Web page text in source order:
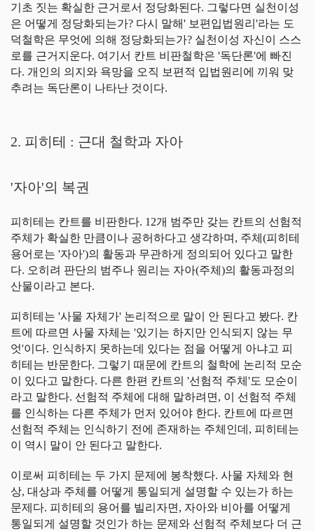
기초 짓는 확실한 근거로서 정당화된다. 그렇다면 실천이성
은 어떻게 정당화되는가? 다시 말해' 보편입법원리'라는 도
덕철학은 무엇에 의해 정당화되는가? 실천이성 자신이 스스
로를 근거지운다. 여기서 칸트 비판철학은 '독단론'에 빠진
다. 개인의 의지와 욕망을 오직 보편적 입법원리에 끼워 맞
추려는 독단론이 나타난 것이다.
2. 피히테 : 근대 철학과 자아
'자아'의 복권
피히테는 칸트를 비판한다. 12개 범주만 갖는 칸트의 선험적
주체가 확실한 만큼이나 공허하다고 생각하며, 주체(피히테
용어로는 '자아')의 활동과 무관하게 정의되어 있다고 말한
다. 오히려 판단의 범주나 원리는 자아(주체)의 활동과정의
산물이라고 본다.
피히테는 '사물 자체가' 논리적으로 말이 안 된다고 봤다. 칸
트에 따르면 사물 자체는 '있기는 하지만 인식되지 않는 무
엇'이다. 인식하지 못하는데 있다는 점을 어떻게 아냐고 피
히테는 반문한다. 그렇기 때문에 칸트의 철학에 논리적 모순
이 있다고 말한다. 다른 한편 칸트의 '선험적 주체'도 모순이
라고 말한다. 선험적 주체에 대해 말하려면, 이 선험적 주체
를 인식하는 다른 주체가 먼저 있어야 한다. 칸트에 따르면
선험적 주체는 인식하기 전에 존재하는 주체인데, 피히테는
이 역시 말이 안 된다고 말한다.
이로써 피히테는 두 가지 문제에 봉착했다. 사물 자체와 현
상, 대상과 주체를 어떻게 통일되게 설명할 수 있는가 하는
문제다. 피히테의 용어를 빌리자면, 자아와 비아를 어떻게
통일되게 설명할 것인가 하는 문제와 선험적 주체보다 더 근